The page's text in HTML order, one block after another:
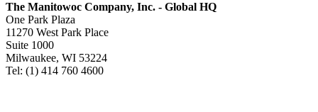
The Manitowoc Company, Inc. - Global HQ
One Park Plaza
11270 West Park Place
Suite 1000
Milwaukee, WI 53224
Tel: (1) 414 760 4600